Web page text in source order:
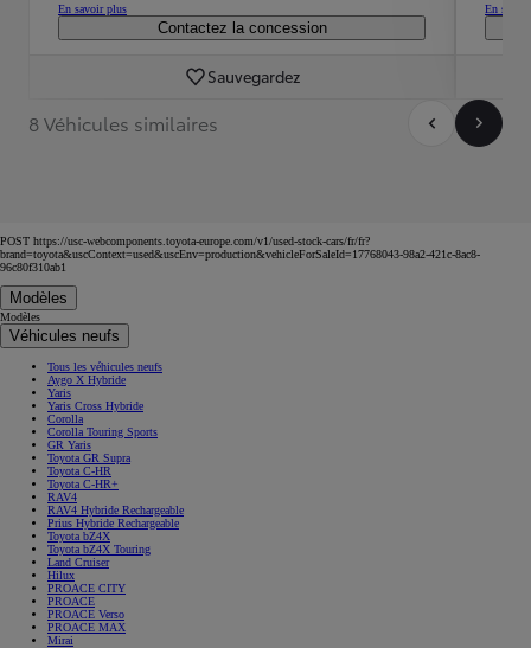
En savoir plus
Contactez la concession
Sauvegardez
En
8 Véhicules similaires
POST https://usc-webcomponents.toyota-europe.com/v1/used-stock-cars/fr/fr?
brand=toyota&uscContext=used&uscEnv=production&vehicleForSaleId=17768043-98a2-421c-8ac8-
96c80f310ab1
Modèles
Modèles
Véhicules neufs
Tous les véhicules neufs
Aygo X Hybride
Yaris
Yaris Cross Hybride
Corolla
Corolla Touring Sports
GR Yaris
Toyota GR Supra
Toyota C-HR
Toyota C-HR+
RAV4
RAV4 Hybride Rechargeable
Prius Hybride Rechargeable
Toyota bZ4X
Toyota bZ4X Touring
Land Cruiser
Hilux
PROACE CITY
PROACE
PROACE Verso
PROACE MAX
Mirai